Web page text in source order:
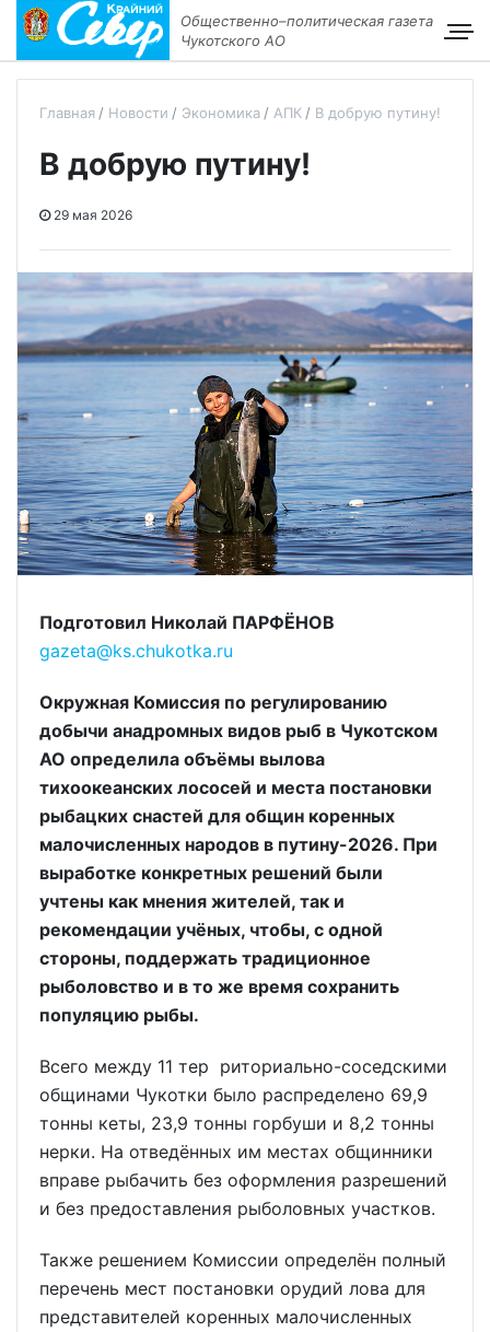
Общественно–политическая газета
Чукотского АО
Главная Новости Экономика АПК В добрую путину!
В добрую путину!
29 мая 2026
Подготовил Николай ПАРФЁНОВ
gazeta@ks.chukotka.ru
Окружная Комиссия по регулированию
добычи анадромных видов рыб в Чукотском
АО определила объёмы вылова
тихоокеанских лососей и места постановки
рыбацких снастей для общин коренных
малочисленных народов в путину-2026. При
выработке конкретных решений были
учтены как мнения жителей, так и
рекомендации учёных, чтобы, с одной
стороны, поддержать традиционное
рыболовство и в то же время сохранить
популяцию рыбы.
Всего между 11 тер риториально-соседскими
общинами Чукотки было распределено 69,9
тонны кеты, 23,9 тонны горбуши и 8,2 тонны
нерки. На отведённых им местах общинники
вправе рыбачить без оформления разрешений
и без предоставления рыболовных участков.
Также решением Комиссии определён полный
перечень мест постановки орудий лова для
представителей коренных малочисленных